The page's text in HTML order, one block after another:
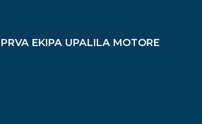
PRVA EKIPA UPALILA MOTORE